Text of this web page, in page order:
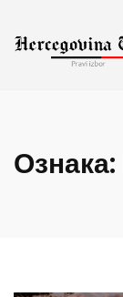
Ознака: